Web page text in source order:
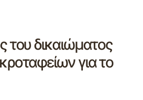
του δικαιώματος
για το